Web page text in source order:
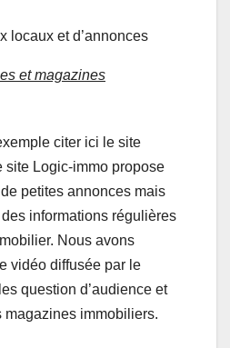
locaux et d’annonces
et magazines
citer ici le site
site Logic-immo propose
petites annonces mais
informations régulières
Nous avons
vidéo diffusée par le
question d’audience et
magazines immobiliers.